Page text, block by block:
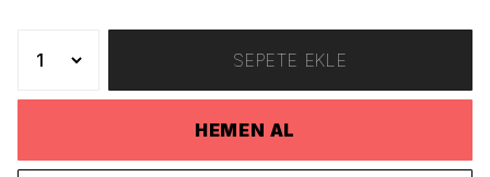
SEPETE EKLE
HEMEN AL